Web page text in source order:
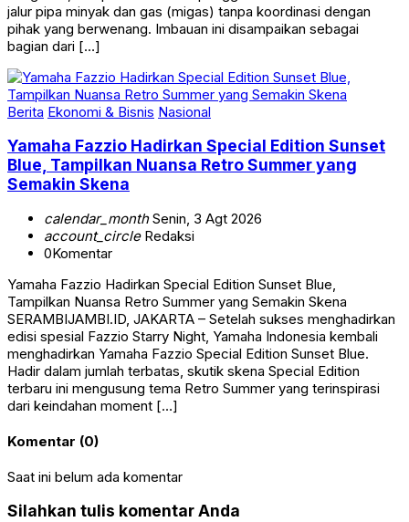
jalur pipa minyak dan gas (migas) tanpa koordinasi dengan
pihak yang berwenang. Imbauan ini disampaikan sebagai
bagian dari […]
Berita Ekonomi & Bisnis Nasional
Yamaha Fazzio Hadirkan Special Edition Sunset
Blue, Tampilkan Nuansa Retro Summer yang
Semakin Skena
calendar_monthSenin, 3 Agt 2026
account_circleRedaksi
0Komentar
Yamaha Fazzio Hadirkan Special Edition Sunset Blue,
Tampilkan Nuansa Retro Summer yang Semakin Skena
SERAMBIJAMBI.ID, JAKARTA – Setelah sukses menghadirkan
edisi spesial Fazzio Starry Night, Yamaha Indonesia kembali
menghadirkan Yamaha Fazzio Special Edition Sunset Blue.
Hadir dalam jumlah terbatas, skutik skena Special Edition
terbaru ini mengusung tema Retro Summer yang terinspirasi
dari keindahan moment […]
Komentar (0)
Saat ini belum ada komentar
Silahkan tulis komentar Anda